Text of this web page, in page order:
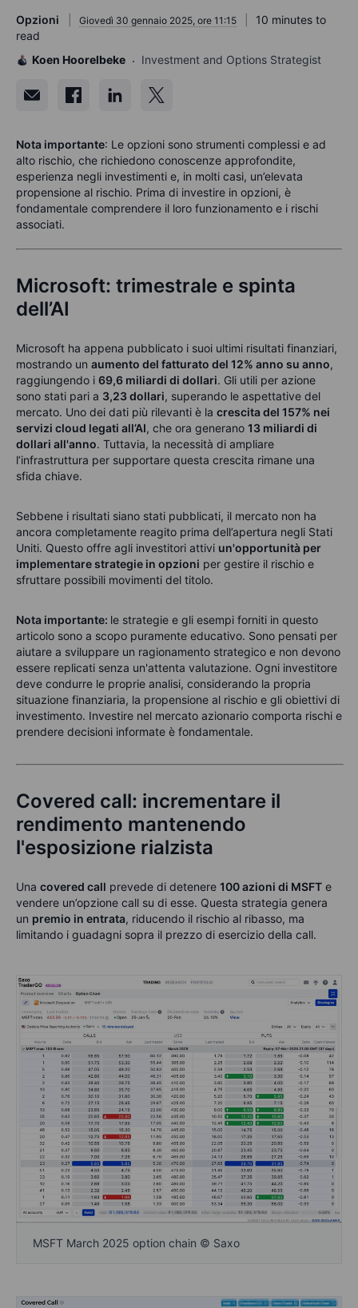
Opzioni Giovedì 30 gennaio 2025, ore 11:15
10 minutes to
read
Koen Hoorelbeke
Investment and Options Strategist
Nota importante: Le opzioni sono strumenti complessi e ad
alto rischio, che richiedono conoscenze approfondite,
esperienza negli investimenti e, in molti casi, un’elevata
propensione al rischio. Prima di investire in opzioni, è
fondamentale comprendere il loro funzionamento e i rischi
associati.
Microsoft: trimestrale e spinta
dell’AI
Microsoft ha appena pubblicato i suoi ultimi risultati finanziari,
mostrando un aumento del fatturato del 12% anno su anno,
raggiungendo i 69,6 miliardi di dollari. Gli utili per azione
sono stati pari a 3,23 dollari, superando le aspettative del
mercato. Uno dei dati più rilevanti è la crescita del 157% nei
servizi cloud legati all’AI, che ora generano 13 miliardi di
dollari all'anno. Tuttavia, la necessità di ampliare
l’infrastruttura per supportare questa crescita rimane una
sfida chiave.
Sebbene i risultati siano stati pubblicati, il mercato non ha
ancora completamente reagito prima dell’apertura negli Stati
Uniti. Questo offre agli investitori attivi un'opportunità per
implementare strategie in opzioni per gestire il rischio e
sfruttare possibili movimenti del titolo.
Nota importante: le strategie e gli esempi forniti in questo
articolo sono a scopo puramente educativo. Sono pensati per
aiutare a sviluppare un ragionamento strategico e non devono
essere replicati senza un'attenta valutazione. Ogni investitore
deve condurre le proprie analisi, considerando la propria
situazione finanziaria, la propensione al rischio e gli obiettivi di
investimento. Investire nel mercato azionario comporta rischi e
prendere decisioni informate è fondamentale.
Covered call: incrementare il
rendimento mantenendo
l'esposizione rialzista
Una covered call prevede di detenere 100 azioni di MSFT e
vendere un’opzione call su di esse. Questa strategia genera
un premio in entrata, riducendo il rischio al ribasso, ma
limitando i guadagni sopra il prezzo di esercizio della call.
MSFT March 2025 option chain © Saxo